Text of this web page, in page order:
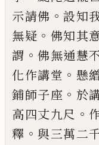
示請佛 。設知
無疑 。 佛知其
謂 。佛無通慧
化作講堂 。 懸
鋪師子座 。 於
高四丈九尺 。
釋 。與三萬二